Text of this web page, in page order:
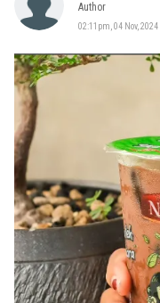
Author
02:11pm, 04 Nov, 2024